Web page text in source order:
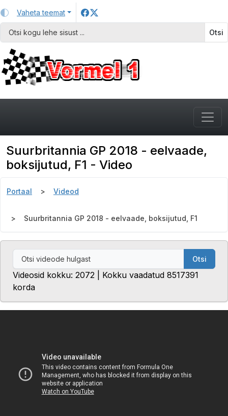
Vaheta teemat
Otsi
Suurbritannia GP 2018 - eelvaade,
boksijutud, F1 - Video
Portaal Videod
Suurbritannia GP 2018 - eelvaade, boksijutud, F1
Otsi
Videosid kokku: 2072 | Kokku vaadatud 8517391
korda